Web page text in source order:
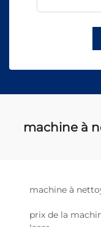
machine à
machine à
prix de la